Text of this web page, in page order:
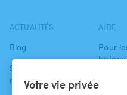
Votre vie privée
ACTUALITÉS
Blog
Swimmy dans les
médias
AIDE
Pour